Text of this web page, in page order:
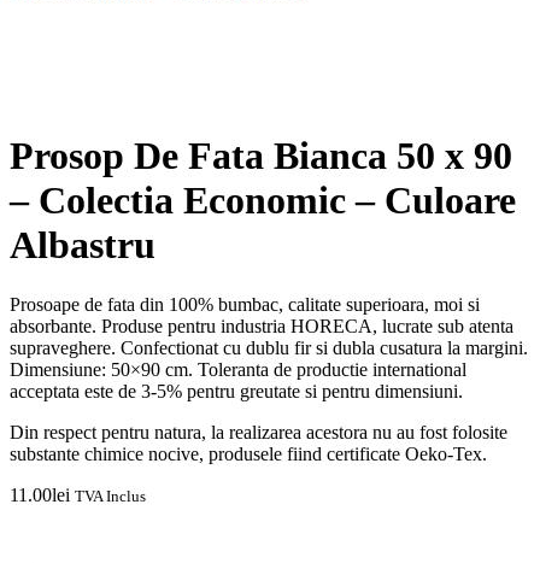
Prosop De Fata Bianca 50 x 90
– Colectia Economic – Culoare
Albastru
Prosoape de fata din 100% bumbac, calitate superioara, moi si
absorbante. Produse pentru industria HORECA, lucrate sub atenta
supraveghere. Confectionat cu dublu fir si dubla cusatura la margini.
Dimensiune: 50×90 cm. Toleranta de productie international
acceptata este de 3-5% pentru greutate si pentru dimensiuni.
Din respect pentru natura, la realizarea acestora nu au fost folosite
substante chimice nocive, produsele fiind certificate Oeko-Tex.
11.00lei TVA Inclus